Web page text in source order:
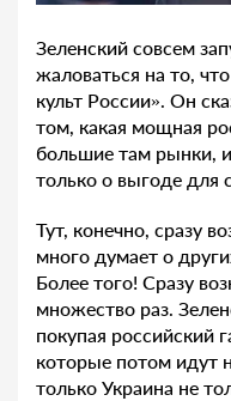
Зеленский совсем
жаловаться на то,
культ России». Он
том, какая мощная
большие там рынки,
только о выгоде для
Тут, конечно, сразу
много думает о
Более того! Сразу
множество раз.
покупая российский
которые потом идут
только Украина не